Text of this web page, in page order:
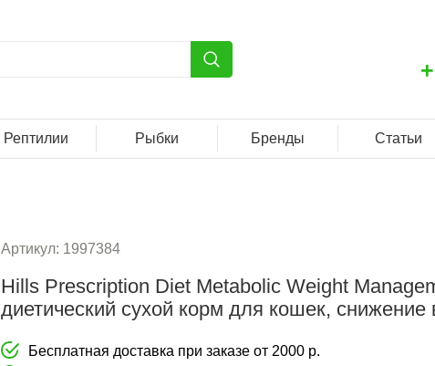
Рептилии Рыбки Бренды Статьи
Артикул: 1997384
Hills Prescription Diet Metabolic Weight
диетический сухой корм для кошек, снижение
Бесплатная доставка при заказе от 2000 р.